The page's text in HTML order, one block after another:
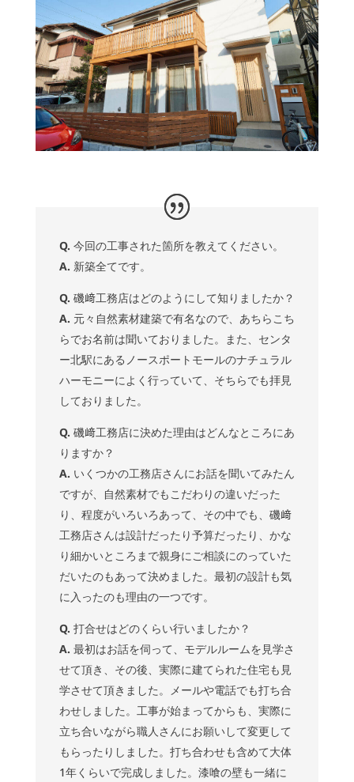
Q. 今回の工事された箇所を教えてください。
A. 新築全てです。
Q. 磯﨑工務店はどのようにして知りましたか？
A. 元々自然素材建築で有名なので、あちらこち
らでお名前は聞いておりました。また、センタ
ー北駅にあるノースポートモールのナチュラル
ハーモニーによく行っていて、そちらでも拝見
しておりました。
Q. 磯﨑工務店に決めた理由はどんなところにあ
りますか？
A. いくつかの工務店さんにお話を聞いてみたん
ですが、自然素材でもこだわりの違いだった
り、程度がいろいろあって、その中でも、磯﨑
工務店さんは設計だったり予算だったり、かな
り細かいところまで親身にご相談にのっていた
だいたのもあって決めました。最初の設計も気
に入ったのも理由の一つです。
Q. 打合せはどのくらい行いましたか？
A. 最初はお話を伺って、モデルルームを見学さ
せて頂き、その後、実際に建てられた住宅も見
学させて頂きました。メールや電話でも打ち合
わせしました。工事が始まってからも、実際に
立ち合いながら職人さんにお願いして変更して
もらったりしました。打ち合わせも含めて大体
1年くらいで完成しました。漆喰の壁も一緒に